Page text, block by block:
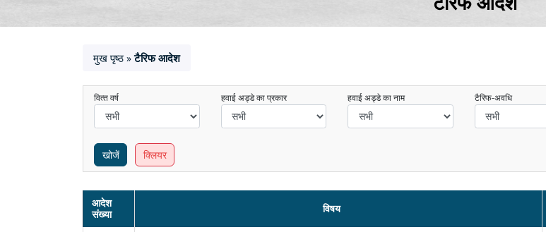
मुख पृष्ठ » टैरिफ आदेश
वित्‍त वर्ष हवाई अड्डे का प्रकार हवाई अड्डे का नाम टैरिफ-अवधि
खोजें क्लियर
आदेश
संख्या
विषय